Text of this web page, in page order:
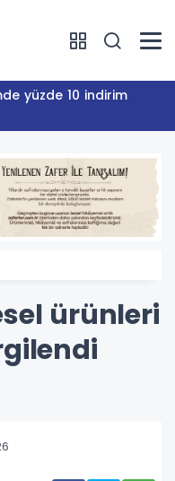
yüzde 10 indirim
ürünleri